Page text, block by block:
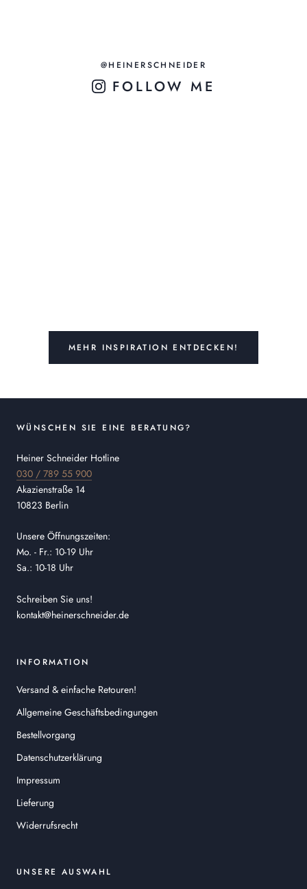
@HEINERSCHNEIDER
FOLLOW ME
MEHR INSPIRATION ENTDECKEN!
WÜNSCHEN SIE EINE BERATUNG?
Heiner Schneider Hotline
030 / 789 55 900
Akazienstraße 14
10823 Berlin
Unsere Öffnungszeiten:
Mo. - Fr.: 10-19 Uhr
Sa.: 10-18 Uhr
Schreiben Sie uns!
kontakt@heinerschneider.de
INFORMATION
Versand & einfache Retouren!
Allgemeine Geschäftsbedingungen
Bestellvorgang
Datenschutzerklärung
Impressum
Lieferung
Widerrufsrecht
UNSERE AUSWAHL